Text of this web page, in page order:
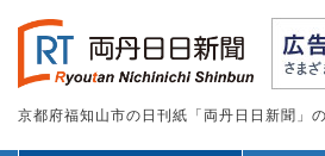
京都府福知山市の日刊紙「両丹日日新聞」